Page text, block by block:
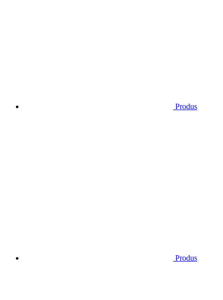
Produs
Produs